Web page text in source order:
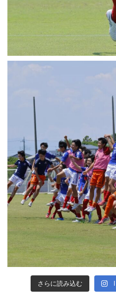
さらに読み込む